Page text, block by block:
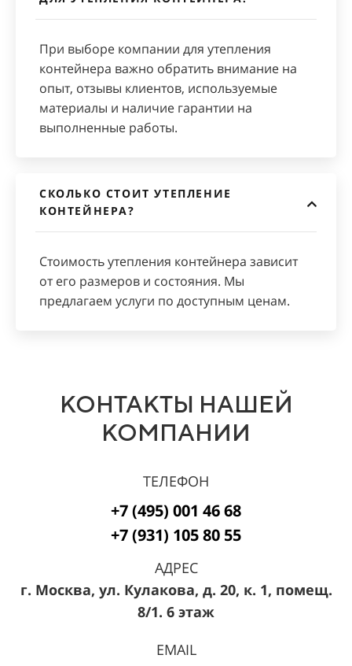
При выборе компании для утепления
контейнера важно обратить внимание на
опыт, отзывы клиентов, используемые
материалы и наличие гарантии на
выполненные работы.
СКОЛЬКО СТОИТ УТЕПЛЕНИЕ
КОНТЕЙНЕРА?
Стоимость утепления контейнера зависит
от его размеров и состояния. Мы
предлагаем услуги по доступным ценам.
КОНТАКТЫ НАШЕЙ
КОМПАНИИ
ТЕЛЕФОН
+7 (495) 001 46 68
+7 (931) 105 80 55
АДРЕС
г. Москва, ул. Кулакова, д. 20, к. 1, помещ.
8/1. 6 этаж
EMAIL